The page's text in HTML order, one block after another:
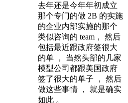
去年还是今年年初成立
那个专门的做 2B 的实施
的企业内部实施的那个
类似咨询的 team， 然后
包括最近跟政府签很大
的单 ， 当然头部的几家
模型公司都跟美国政府
签了很大的单子 ， 然后
做这些事情 ， 就是确实
如此 。